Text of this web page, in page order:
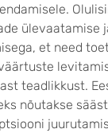
ülevaatamise
et need
teadlikkust.
nõutakse